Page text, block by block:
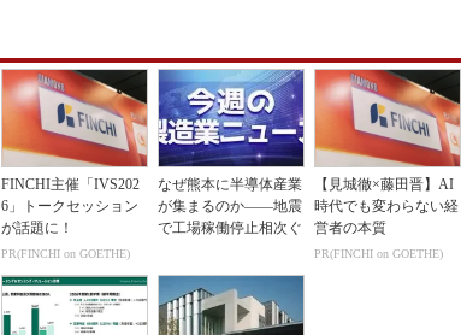
FINCHI主催「IVS202
6」トークセッション
が話題に！
PR(FINCHI on GOETHE)
なぜ熊本に半導体産業
が集まるのか――地震
で工場稼働停止相次ぐ
【見城徹×藤田晋】AI
時代でも変わらない経
営者の本質
PR(FINCHI on GOETHE)